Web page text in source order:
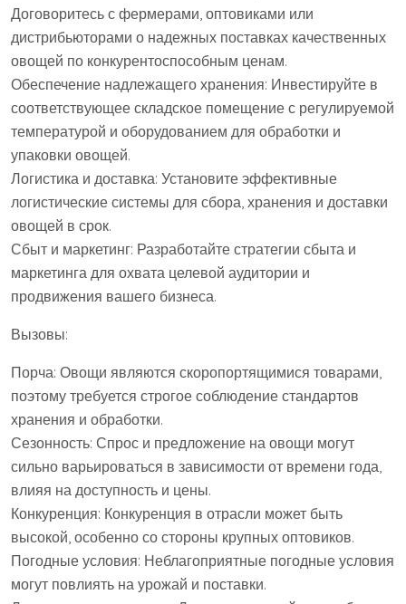
Договоритесь с фермерами, оптовиками или
дистрибьюторами о надежных поставках качественных
овощей по конкурентоспособным ценам.
Обеспечение надлежащего хранения: Инвестируйте в
соответствующее складское помещение с регулируемой
температурой и оборудованием для обработки и
упаковки овощей.
Логистика и доставка: Установите эффективные
логистические системы для сбора, хранения и доставки
овощей в срок.
Сбыт и маркетинг: Разработайте стратегии сбыта и
маркетинга для охвата целевой аудитории и
продвижения вашего бизнеса.
Вызовы:
Порча: Овощи являются скоропортящимися товарами,
поэтому требуется строгое соблюдение стандартов
хранения и обработки.
Сезонность: Спрос и предложение на овощи могут
сильно варьироваться в зависимости от времени года,
влияя на доступность и цены.
Конкуренция: Конкуренция в отрасли может быть
высокой, особенно со стороны крупных оптовиков.
Погодные условия: Неблагоприятные погодные условия
могут повлиять на урожай и поставки.